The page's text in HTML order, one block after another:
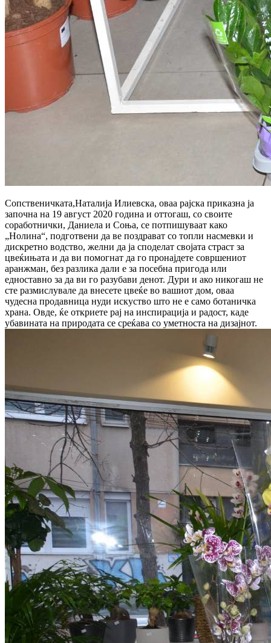
Сопственичката,Наталија Илиевска, оваа рајска приказна ја
започна на 19 август 2020 година и оттогаш, со своите
соработнички, Даниела и Соња, се потпишуваат како
„Нолина“, подготвени да ве поздрават со топли насмевки и
дискретно водство, желни да ја споделат својата страст за
цвеќињата и да ви помогнат да го пронајдете совршениот
аранжман, без разлика дали е за посебна пригода или
едноставно за да ви го разубави денот. Дури и ако никогаш не
сте размислувале да внесете цвеќе во вашиот дом, оваа
чудесна продавница нуди искуство што не е само ботаничка
храна. Овде, ќе откриете рај на инспирација и радост, каде
убавината на природата се среќава со уметноста на дизајнот.